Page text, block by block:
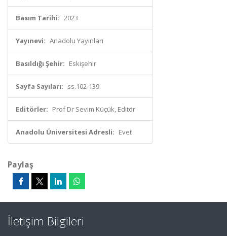
Basım Tarihi: 2023
Yayınevi: Anadolu Yayınları
Basıldığı Şehir: Eskişehir
Sayfa Sayıları: ss.102-139
Editörler: Prof Dr Sevim Küçük, Editör
Anadolu Üniversitesi Adresli: Evet
Paylaş
İletişim Bilgileri